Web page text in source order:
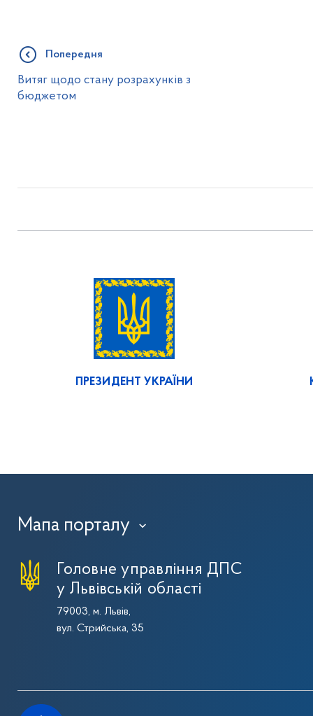
Попередня
Витяг щодо стану розрахунків з
бюджетом
ПРЕЗИДЕНТ УКРАЇНИ
Мапа порталу ›
Головне управління ДПС
у Львівській області
79003, м. Львів,
вул. Стрийська, 35